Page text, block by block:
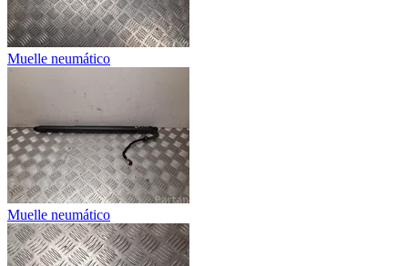
Muelle neumático
Muelle neumático